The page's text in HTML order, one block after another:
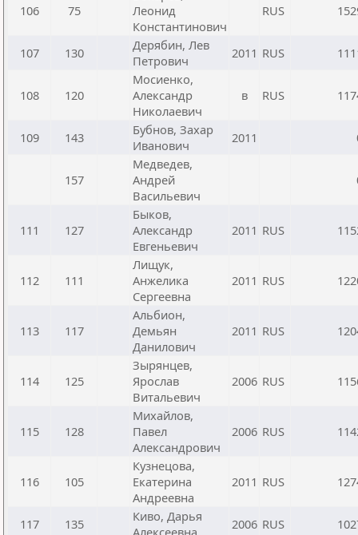
106 75
Леонид
Константинович
RUS
107 130
Дерябин, Лев
Петрович
2011 RUS
108 120
Мосиенко,
Александр
Николаевич
в RUS
109 143
Бубнов, Захар
Иванович
2011
157
Медведев,
Андрей
Васильевич
111 127
Быков,
Александр
Евгеньевич
2011 RUS
112 111
Лищук,
Анжелика
Сергеевна
2011 RUS
113 117
Альбион,
Демьян
Данилович
2011 RUS
114 125
Зырянцев,
Ярослав
Витальевич
2006 RUS
115 128
Михайлов,
Павел
Александрович
2006 RUS
116 105
Кузнецова,
Екатерина
Андреевна
2011 RUS
117 135
Киво, Дарья
Алексеевна
2006 RUS